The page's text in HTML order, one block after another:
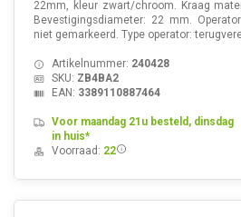
22mm, kleur zwart/chroom. Kraag
Bevestigingsdiameter: 22 mm.
niet gemarkeerd. Type operator:
Artikelnummer: 240428
SKU: ZB4BA2
EAN: 3389110887464
Voor maandag 21u besteld, dinsdag
in huis*
Voorraad: 22